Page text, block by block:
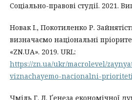
Соціально-правові студії. 2021.
Новак І., Покотиленко Р.
визначаємо національні
«ZN.UA». 2019. URL:
https://zn.ua/ukr/macrolevel/
viznachayemo-nacionalni-
Чміль Г. Л. Ґенеза економічної